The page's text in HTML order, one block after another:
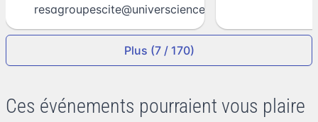
resagroupescite@universcience.fr
Plus (7 / 170)
Ces événements pourraient vous plaire